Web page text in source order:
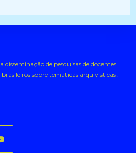
disseminação de pesquisas de docentes
sobre temáticas arquivísticas .